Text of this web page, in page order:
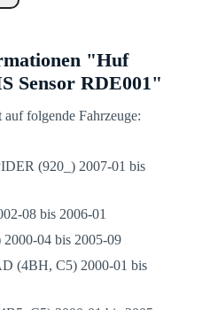
"Huf
Sensor RDE001"
folgende Fahrzeuge:
(920_) 2007-01 bis
08 bis 2006-01
04 bis 2005-09
(4BH, C5) 2000-01 bis